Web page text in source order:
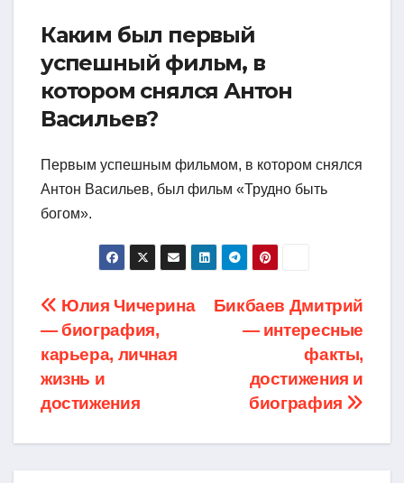
Каким был первый
успешный фильм, в
котором снялся Антон
Васильев?
Первым успешным фильмом, в котором снялся
Антон Васильев, был фильм «Трудно быть
богом».
Навигация
по
записям
Бикбаев Дмитрий
— интересные
факты,
достижения и
биография
Юлия Чичерина
— биография,
карьера, личная
жизнь и
достижения